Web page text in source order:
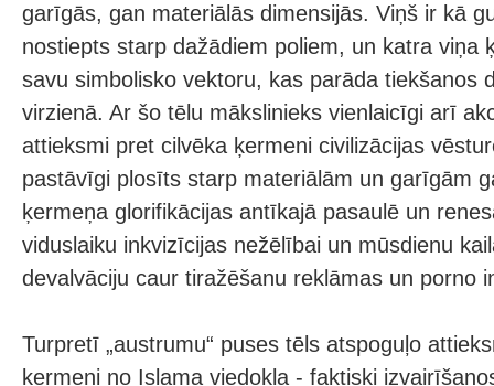
garīgās, gan materiālās dimensijās. Viņš ir kā
nostiepts starp dažādiem poliem, un katra viņa
savu simbolisko vektoru, kas parāda tiekšanos
virzienā. Ar šo tēlu mākslinieks vienlaicīgi arī
attieksmi pret cilvēka ķermeni civilizācijas
pastāvīgi plosīts starp materiālām un garīgām
ķermeņa glorifikācijas antīkajā pasaulē un
viduslaiku inkvizīcijas nežēlībai un mūsdienu
devalvāciju caur tiražēšanu reklāmas un porno
Turpretī „austrumu“ puses tēls atspoguļo
ķermeni no Islama viedokļa - faktiski